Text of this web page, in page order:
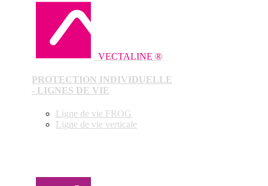
VECTALINE ®
PROTECTION INDIVIDUELLE
- LIGNES DE VIE
Ligne de vie FROG
Ligne de vie verticale